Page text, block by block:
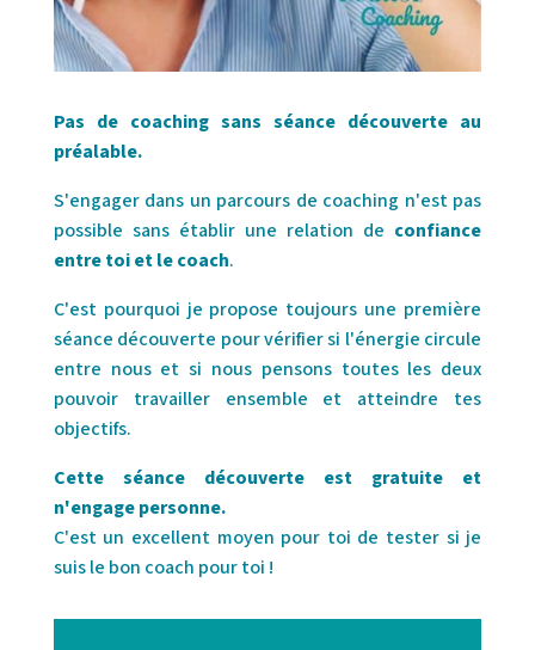
Pas de coaching sans séance découverte au
préalable.
S'engager dans un parcours de coaching n'est pas
possible sans établir une relation de confiance
entre toi et le coach.
C'est pourquoi je propose toujours une première
séance découverte pour vérifier si l'énergie circule
entre nous et si nous pensons toutes les deux
pouvoir travailler ensemble et atteindre tes
objectifs.
Cette séance découverte est gratuite et
n'engage personne.
C'est un excellent moyen pour toi de tester si je
suis le bon coach pour toi !